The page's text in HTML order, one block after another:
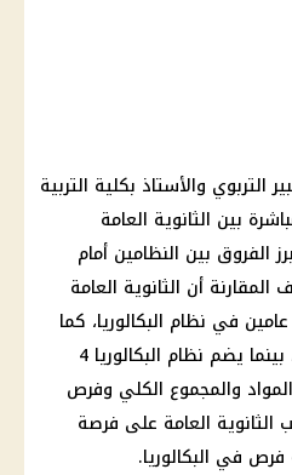
التربوي والأستاذ بكلية التربية
بين الثانوية العامة
الفروق بين النظامين أمام
أن الثانوية العامة
في نظام البكالوريا، كما
تضم الثانوية العامة 3 شعب، بينما يضم نظام البكالوريا 4
والمجموع الكلي وفرص
الثانوية العامة على فرصة